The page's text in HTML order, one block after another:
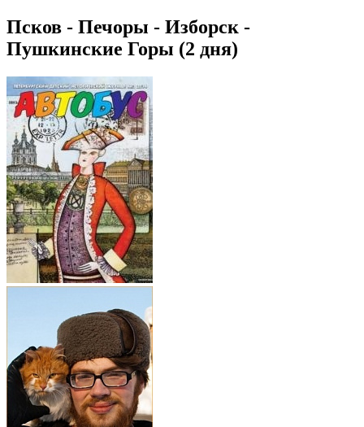
Псков - Печоры - Изборск -
Пушкинские Горы (2 дня)